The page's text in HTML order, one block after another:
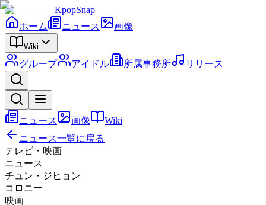
KpopSnap
ホーム
ニュース 画像
Wiki
グループ アイドル 所属事務所 リリース
ニュース 画像
Wiki
ニュース一覧に戻る
テレビ・映画
ニュース
チュン・ジヒョン
コロニー
映画